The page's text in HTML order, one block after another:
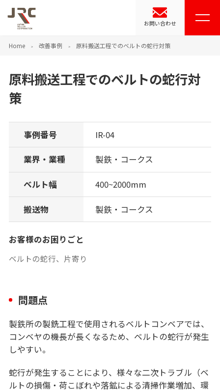
お問い合わせ
Home 改善事例 原料搬送工程でのベルトの蛇行対策
原料搬送工程でのベルトの蛇行対
策
事例番号 IR-04
業界・業種 製鉄・コークス
ベルト幅 400~2000mm
搬送物 製鉄・コークス
お客様のお困りごと
ベルトの蛇行、片寄り
問題点
製鉄所の製銑工程で使用されるベルトコンベアでは、
コンベヤの機長が長くなるため、ベルトの蛇行が発生
しやすい。
蛇行が発生することにより、様々な二次トラブル（ベ
ルトの損傷・荷こぼれや落鉱による清掃作業増加、環